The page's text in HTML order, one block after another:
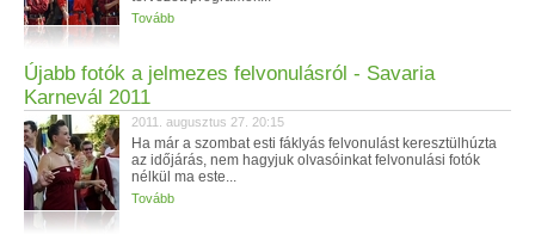
Tovább
Újabb fotók a jelmezes felvonulásról - Savaria
Karnevál 2011
2011. augusztus 27. 20:15
Ha már a szombat esti fáklyás felvonulást keresztülhúzta
az időjárás, nem hagyjuk olvasóinkat felvonulási fotók
nélkül ma este...
Tovább